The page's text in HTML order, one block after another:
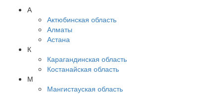
А
Актюбинская область
Алматы
Астана
К
Карагандинская область
Костанайская область
М
Мангистауская область